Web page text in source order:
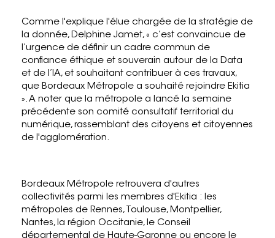
Comme l'explique l'élue chargée de la stratégie de
la donnée, Delphine Jamet, « c’est convaincue de
l’urgence de définir un cadre commun de
confiance éthique et souverain autour de la Data
et de l’IA, et souhaitant contribuer à ces travaux,
que Bordeaux Métropole a souhaité rejoindre Ekitia
». A noter que la métropole a lancé la semaine
précédente son comité consultatif territorial du
numérique, rassemblant des citoyens et citoyennes
de l'agglomération.
Bordeaux Métropole retrouvera d'autres
collectivités parmi les membres d'Ekitia : les
métropoles de Rennes, Toulouse, Montpellier,
Nantes, la région Occitanie, le Conseil
départemental de Haute-Garonne ou encore le